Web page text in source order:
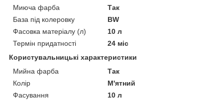
Миюча фарба
Так
База під колеровку
BW
Фасовка матеріалу (л)
10 л
Термін придатності
24 міс
Користувальницькі характеристики
Мийна фарба
Так
Колір
М'ятний
Фасування
10 л